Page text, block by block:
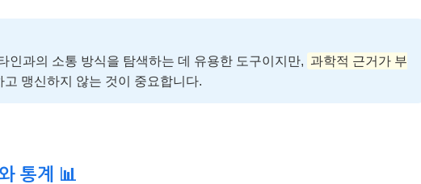
인과의 소통 방식을 탐색하는 데 유용한 도구이지만, 과학적 근거가 부
고 맹신하지 않는 것이 중요합니다.
통계 📊